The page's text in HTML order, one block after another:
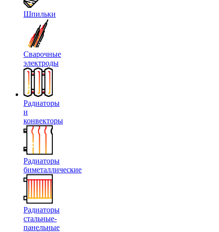
Шпильки
Сварочные
электроды
Радиаторы
и
конвекторы
Радиаторы
биметаллические
Радиаторы
стальные-
панельные